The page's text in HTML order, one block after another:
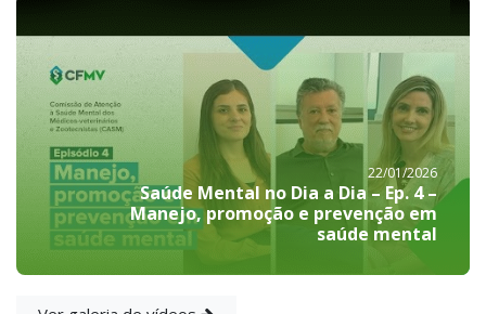
22/01/2026
Saúde Mental no Dia a Dia – Ep. 4 –
Manejo, promoção e prevenção em
saúde mental